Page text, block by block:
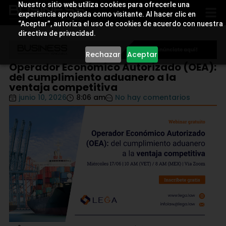
Nuestro sitio web utiliza cookies para ofrecerle una
experiencia apropiada como visitante. Al hacer clic en
“Aceptar”, autoriza el uso de cookies de acuerdo con nuestra
directiva de privacidad.
Rechazar Aceptar
Operador Económico Autorizado (OEA):
del cumplimiento aduanero a la
ventaja competitiva
junio 10, 2026 8:06 am No hay comentarios